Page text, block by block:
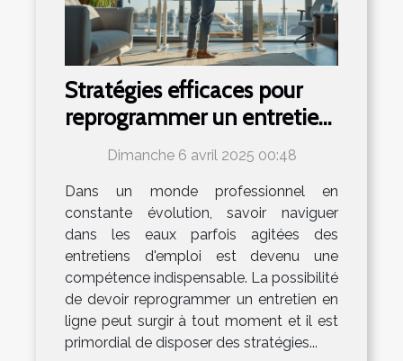
Stratégies efficaces pour
reprogrammer un entretien
d'emploi en ligne
Dimanche 6 avril 2025 00:48
Dans un monde professionnel en
constante évolution, savoir naviguer
dans les eaux parfois agitées des
entretiens d'emploi est devenu une
compétence indispensable. La possibilité
de devoir reprogrammer un entretien en
ligne peut surgir à tout moment et il est
primordial de disposer des stratégies...